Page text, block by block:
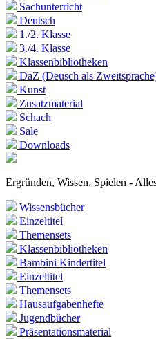
Sachunterricht
Deutsch
1./2. Klasse
3./4. Klasse
Klassenbibliotheken
DaZ (Deusch als
Kunst
Zusatzmaterial
Schach
Sale
Downloads
Ergründen, Wissen, Spielen -
Wissensbücher
Einzeltitel
Themensets
Klassenbibliotheken
Bambini Kindertitel
Einzeltitel
Themensets
Hausaufgabenhefte
Jugendbücher
Präsentationsmaterial